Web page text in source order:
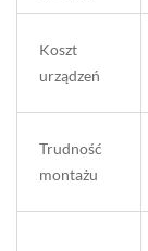
Koszt
urządzeń
Trudność
montażu